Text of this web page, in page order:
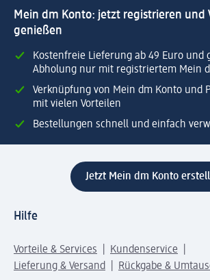
Mein dm Konto: jetzt registrieren und
genießen
Kostenfreie Lieferung ab 49 Euro und
Abholung nur mit registriertem Mein
Verknüpfung von Mein dm Konto und
mit vielen Vorteilen
Bestellungen schnell und einfach
Jetzt Mein dm Konto
Hilfe
Vorteile & Services
Kundenservice
Lieferung & Versand
Rückgabe &